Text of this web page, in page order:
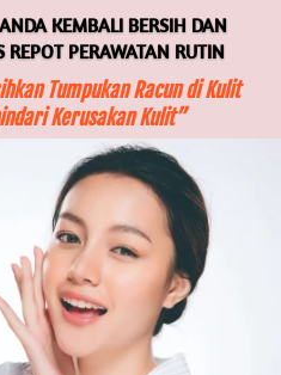
KEMBALI BERSIH DAN
PERAWATAN RUTIN
Tumpukan Racun di Kulit
Kerusakan Kulit”